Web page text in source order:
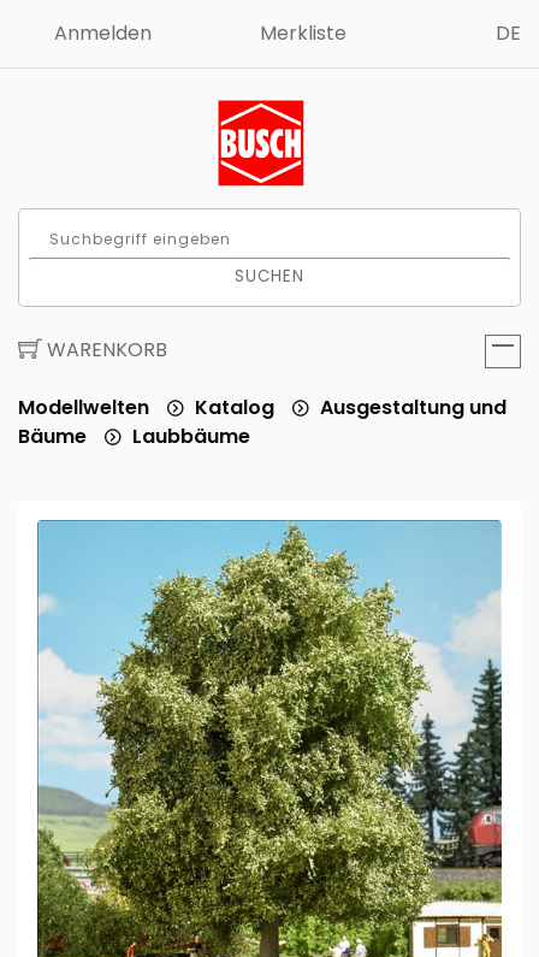
Anmelden Merkliste DE
SUCHEN
WARENKORB
Modellwelten Katalog
Ausgestaltung und
Bäume
Laubbäume